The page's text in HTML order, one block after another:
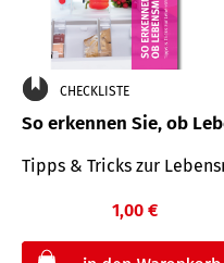
CHECKLISTE
So erkennen Sie, ob
Tipps & Tricks zur
1,00 €